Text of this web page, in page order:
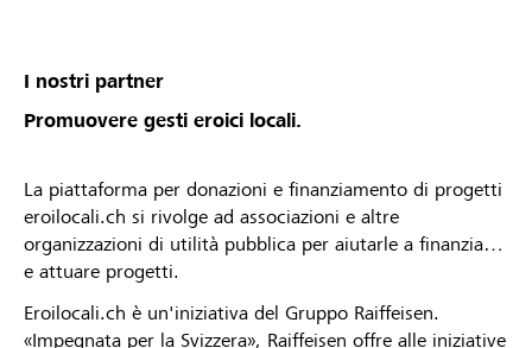
I nostri partner
Promuovere gesti eroici locali.
La piattaforma per donazioni e finanziamento di progetti
eroilocali.ch si rivolge ad associazioni e altre
organizzazioni di utilità pubblica per aiutarle a finanziare
e attuare progetti.
Eroilocali.ch è un'iniziativa del Gruppo Raiffeisen.
«Impegnata per la Svizzera», Raiffeisen offre alle iniziative